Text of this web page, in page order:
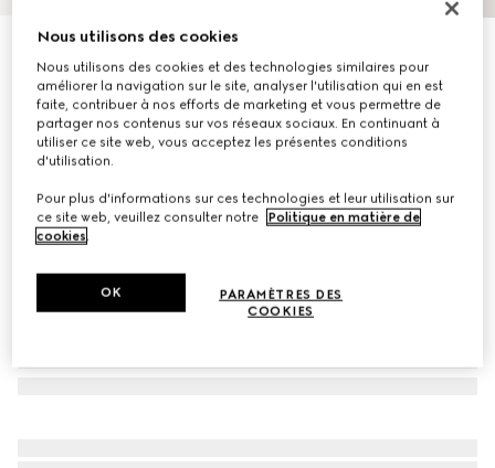
Exclusivité Monte Carlo et en ligne
Chemise en twill de soie imprimée
CHF 1,250
Déclinaisonsmulticolore
Nous utilisons des cookies
Nous utilisons des cookies et des technologies similaires pour
améliorer la navigation sur le site, analyser l'utilisation qui en est
faite, contribuer à nos efforts de marketing et vous permettre de
partager nos contenus sur vos réseaux sociaux. En continuant à
utiliser ce site web, vous acceptez les présentes conditions
d'utilisation.
Pour plus d'informations sur ces technologies et leur utilisation sur
ce site web, veuillez consulter notre
Politique en matière de
cookies.
PARAMÈTRES DES
COOKIES
OK